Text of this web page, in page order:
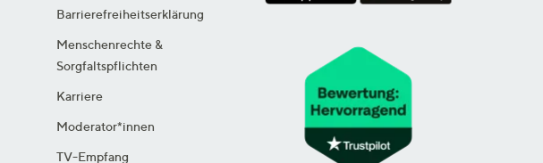
Barrierefreiheitserklärung
Menschenrechte &
Sorgfaltspflichten
Karriere
Moderator*innen
TV-Empfang